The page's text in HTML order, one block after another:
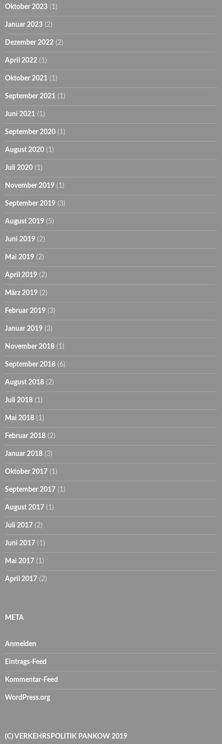
Oktober 2023 (1)
Januar 2023 (2)
Dezember 2022 (2)
April 2022 (1)
Oktober 2021 (1)
September 2021 (1)
Juni 2021 (1)
September 2020 (1)
August 2020 (1)
Juli 2020 (1)
November 2019 (1)
September 2019 (3)
August 2019 (5)
Juni 2019 (2)
Mai 2019 (2)
April 2019 (2)
März 2019 (2)
Februar 2019 (3)
Januar 2019 (3)
November 2018 (1)
September 2018 (6)
August 2018 (2)
Juli 2018 (1)
Mai 2018 (1)
Februar 2018 (2)
Januar 2018 (3)
Oktober 2017 (1)
September 2017 (1)
August 2017 (1)
Juli 2017 (2)
Juni 2017 (1)
Mai 2017 (1)
April 2017 (2)
META
Anmelden
Eintrags-Feed
Kommentar-Feed
WordPress.org
(C) VERKEHRSPOLITIK PANKOW 2019